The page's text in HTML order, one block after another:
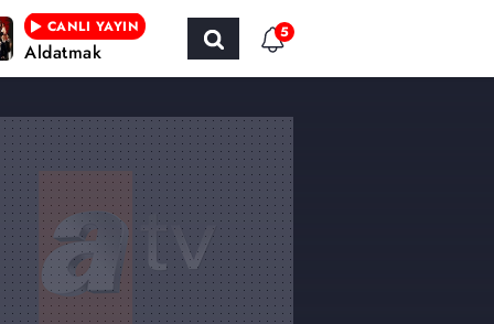
CANLI YAYIN
Aldatmak
5